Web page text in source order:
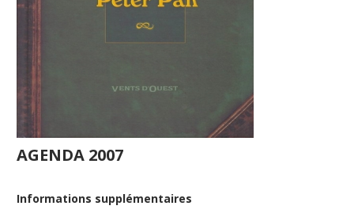
AGENDA 2007
Informations supplémentaires